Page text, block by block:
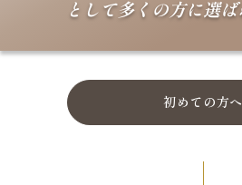
として多くの方に選ば
初めての方へ